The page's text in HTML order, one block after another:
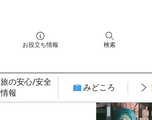
お役立ち情報 検索
旅の安心/安全
情報
みどころ